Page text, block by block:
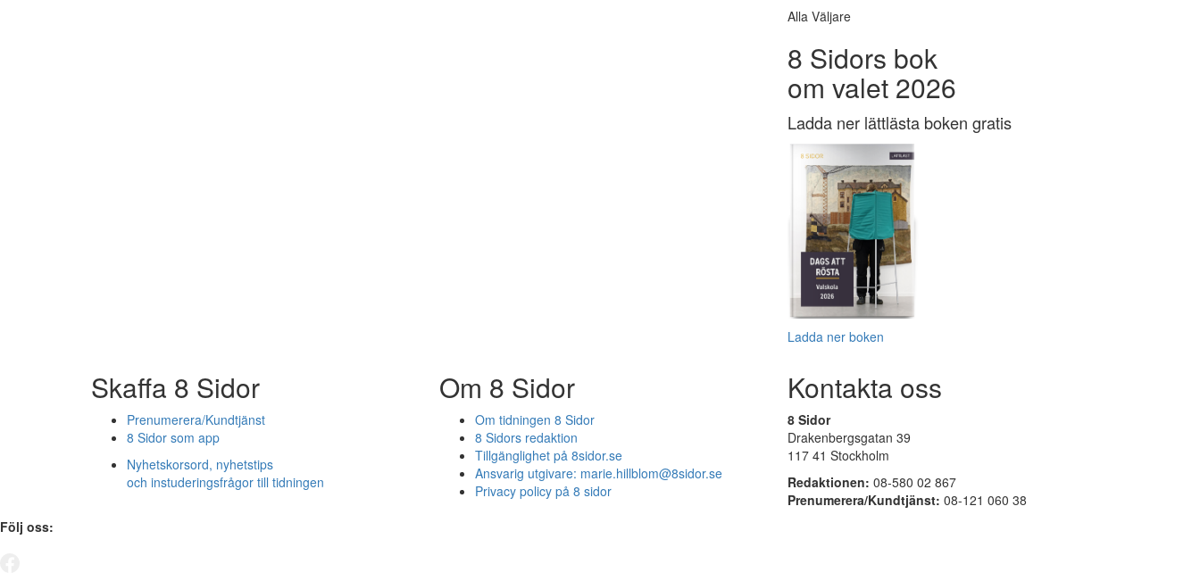
Alla Väljare
8 Sidors bok
om valet 2026
Ladda ner lättlästa boken gratis
Ladda ner boken
Skaffa 8 Sidor
Prenumerera/Kundtjänst
8 Sidor som app
Nyhetskorsord, nyhetstips
och instuderingsfrågor till tidningen
Om 8 Sidor
Om tidningen 8 Sidor
8 Sidors redaktion
Tillgänglighet på 8sidor.se
Ansvarig utgivare: marie.hillblom@8sidor.se
Privacy policy på 8 sidor
Kontakta oss
8 Sidor
Drakenbergsgatan 39
117 41 Stockholm
Redaktionen: 08-580 02 867
Prenumerera/Kundtjänst: 08-121 060 38
Följ oss: